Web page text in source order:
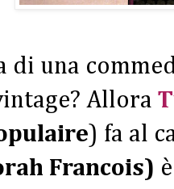
di una
Allora
) fa al
Francois)